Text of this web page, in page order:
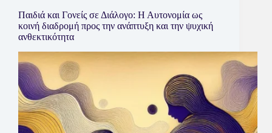
Παιδιά και Γονείς σε Διάλογο: Η Αυτονομία ως
κοινή διαδρομή προς την ανάπτυξη και την ψυχική
ανθεκτικότητα